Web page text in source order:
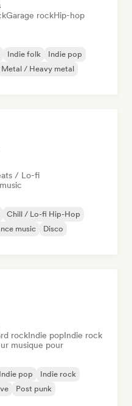
Garage rockHip-hop
Indie folk
Indie pop
Metal / Heavy metal
/ Lo-fi
Chill / Lo-fi Hip-Hop
music
Disco
rockIndie popIndie rock
musique pour
Indie pop
Indie rock
Post punk